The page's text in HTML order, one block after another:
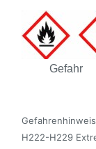
Gefahr
H222-H229